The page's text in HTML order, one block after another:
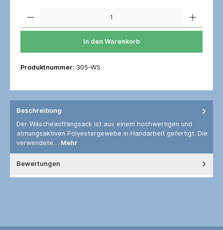
In den Warenkorb
Produktnummer: 305-WS
Beschreibung
Der Wäscheauffangsack ist aus einem hochwertigen und
atmungsaktiven Polyestergewebe in Handarbeit gefertigt. Die
verwendete… Mehr
Bewertungen